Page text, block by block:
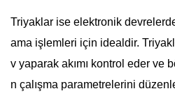
Triyaklar ise elektronik
ama işlemleri için idealdir.
v yaparak akımı kontrol eder ve
n çalışma parametrelerini